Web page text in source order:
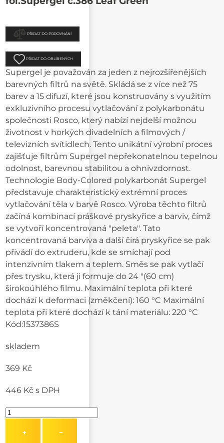
PŘIDAT DO POROVNÁNÍ
PŘIDAT DO OBLÍBENÝCH
Supergel je považován za jeden z nejrozšířenějších
barevných filtrů na světě. Skládá se z více než 75
barev a 15 difuzí, které jsou konstruovány s využitím
exkluzivního procesu vytlačování z polykarbonátu
společnosti Rosco, který nabízí nejdelší možnou
životnost v horkých divadelních a filmových /
televizních svítidlech. Tento unikátní výrobní proces
zajišťuje filtrům Supergel nepřekonatelnou tepelnou
odolnost, barevnou stabilitou a ohnivzdornost.
Technologie Body-Colored polykarbonát Supergel
představuje charakteristický extrémní proces
vytlačování těla v barvě Rosco. Výroba těchto filtrů
začíná kombinací práškové pryskyřice a barviv, čímž
se vytvoří koncentrovaná "peleta". Tato
koncentrovaná barviva a další čirá pryskyřice se pak
přivádí do extruderu, kde se smíchají pod
intenzivním tlakem a teplem. Směs se pak vytlačí
přes trysku, která ji formuje do 24 "(60 cm)
širokoúhlého filmu. Maximální teplota při které
dochází k deformaci (změkčení): 160 °C Maximální
teplota při které dochází k tání materiálu: 220 °C
Kód:1537386S
skladem
369 Kč
446 Kčs DPH
+ −